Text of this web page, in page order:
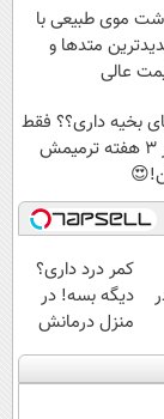
موی طبیعی با
متدها و
عالی
بخیه داری؟؟ فقط
در 3 هفته ترمیمش
کمر درد داری؟
دیگه بسه! در
منزل درمانش
کن
(◀پرسش‌نامه)